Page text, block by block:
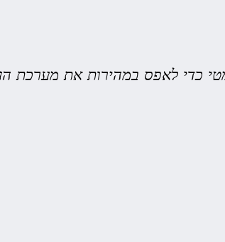
כדי לאפס במהירות את מערכת